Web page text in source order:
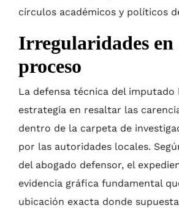
círculos académicos y políticos
Irregularidades en
proceso
La defensa técnica del imputado
estrategia en resaltar las
dentro de la carpeta de
por las autoridades locales.
del abogado defensor, el
evidencia gráfica fundamental
ubicación exacta donde